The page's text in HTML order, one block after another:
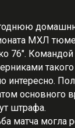
МХЛ
76".
интересно.
основного
штрафа.
матча могла